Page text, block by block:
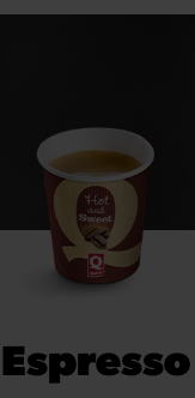
Espresso